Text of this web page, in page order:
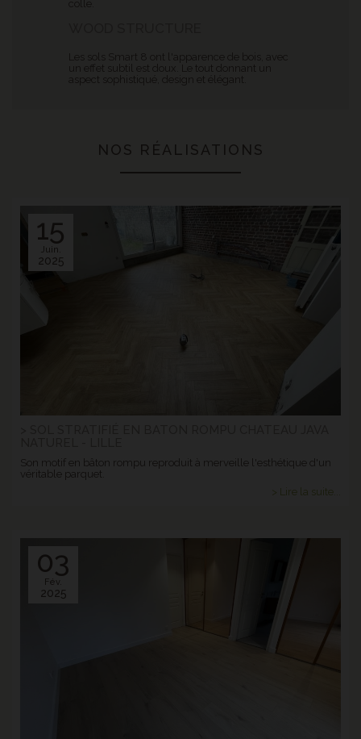
Les sols Smart 8 ont l'apparence de bois, avec
un effet subtil est doux. Le tout donnant un
aspect sophistiqué, design et élégant.
NOS RÉALISATIONS
15
Juin.
2025
Son motif en bâton rompu reproduit à merveille l'esthétique d'un
véritable parquet.
> Lire la suite...
03
Fév.
2025